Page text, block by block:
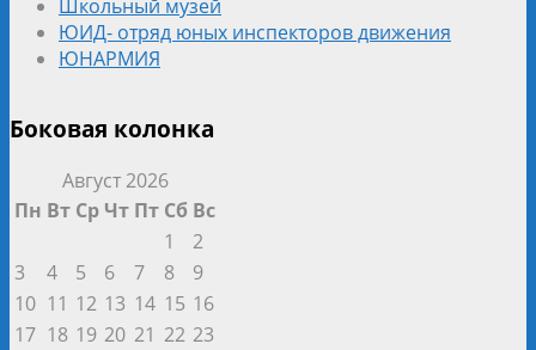
Школьный музей
ЮИД- отряд юных инспекторов движения
ЮНАРМИЯ
Боковая колонка
Август 2026
Пн Вт Ср Чт Пт Сб Вс
1
2
3
4 5 6 7 8
9
10 11 12 13 14 15 16
17 18 19 20 21 22 23